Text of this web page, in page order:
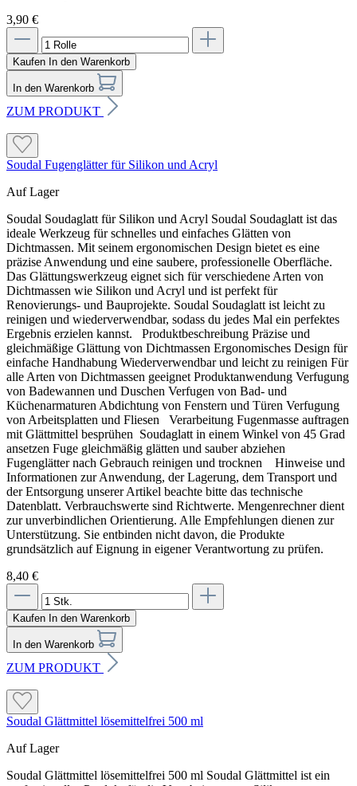
3,90 €
Kaufen In den Warenkorb
In den Warenkorb
ZUM PRODUKT
Soudal Fugenglätter für Silikon und Acryl
Auf Lager
Soudal Soudaglatt für Silikon und Acryl Soudal Soudaglatt ist das
ideale Werkzeug für schnelles und einfaches Glätten von
Dichtmassen. Mit seinem ergonomischen Design bietet es eine
präzise Anwendung und eine saubere, professionelle Oberfläche.
Das Glättungswerkzeug eignet sich für verschiedene Arten von
Dichtmassen wie Silikon und Acryl und ist perfekt für
Renovierungs- und Bauprojekte. Soudal Soudaglatt ist leicht zu
reinigen und wiederverwendbar, sodass du jedes Mal ein perfektes
Ergebnis erzielen kannst. Produktbeschreibung Präzise und
gleichmäßige Glättung von Dichtmassen Ergonomisches Design für
einfache Handhabung Wiederverwendbar und leicht zu reinigen Für
alle Arten von Dichtmassen geeignet Produktanwendung Verfugung
von Badewannen und Duschen Verfugen von Bad- und
Küchenarmaturen Abdichtung von Fenstern und Türen Verfugung
von Arbeitsplatten und Fliesen Verarbeitung Fugenmasse auftragen
mit Glättmittel besprühen Soudaglatt in einem Winkel von 45 Grad
ansetzen Fuge gleichmäßig glätten und sauber abziehen
Fugenglätter nach Gebrauch reinigen und trocknen Hinweise und
Informationen zur Anwendung, der Lagerung, dem Transport und
der Entsorgung unserer Artikel beachte bitte das technische
Datenblatt. Verbrauchswerte sind Richtwerte. Mengenrechner dient
zur unverbindlichen Orientierung. Alle Empfehlungen dienen zur
Unterstützung. Sie entbinden nicht davon, die Produkte
grundsätzlich auf Eignung in eigener Verantwortung zu prüfen.
8,40 €
Kaufen In den Warenkorb
In den Warenkorb
ZUM PRODUKT
Soudal Glättmittel lösemittelfrei 500 ml
Auf Lager
Soudal Glättmittel lösemittelfrei 500 ml Soudal Glättmittel ist ein